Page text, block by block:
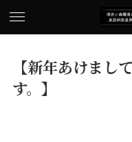
【新年あけまし
す。】